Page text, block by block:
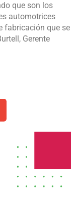
que son los
automotrices
fabricación que se
Gerente